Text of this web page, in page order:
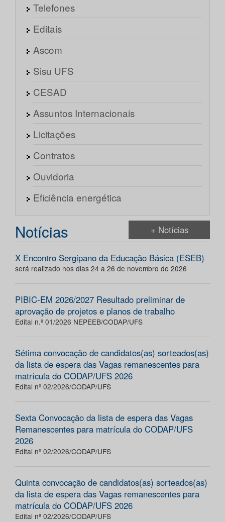
Telefones
Editais
Ascom
Sisu UFS
CESAD
Assuntos Internacionais
Licitações
Contratos
Ouvidoria
Eficiência energética
Notícias + Notícias
X Encontro Sergipano da Educação Básica (ESEB)
será realizado nos dias 24 a 26 de novembro de 2026
PIBIC-EM 2026/2027 Resultado preliminar de
aprovação de projetos e planos de trabalho
Edital n.º 01/2026 NEPEEB/CODAP/UFS
Sétima convocação de candidatos(as) sorteados(as)
da lista de espera das Vagas remanescentes para
matrícula do CODAP/UFS 2026
Edital nº 02/2026/CODAP/UFS
Sexta Convocação da lista de espera das Vagas
Remanescentes para matrícula do CODAP/UFS
2026
Edital nº 02/2026/CODAP/UFS
Quinta convocação de candidatos(as) sorteados(as)
da lista de espera das Vagas remanescentes para
matrícula do CODAP/UFS 2026
Edital nº 02/2026/CODAP/UFS